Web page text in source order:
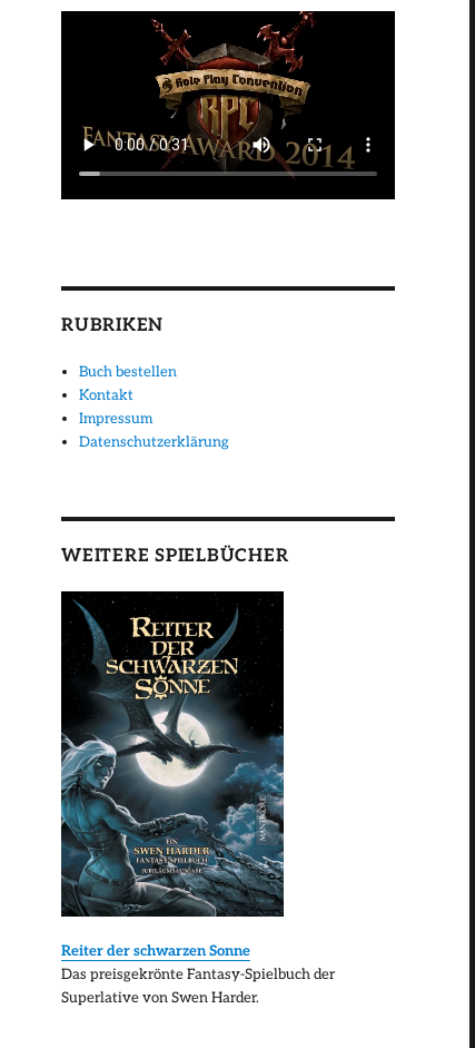
RUBRIKEN
Buch bestellen
Kontakt
Impressum
Datenschutzerklärung
WEITERE SPIELBÜCHER
Reiter der schwarzen Sonne
Das preisgekrönte Fantasy-Spielbuch der
Superlative von Swen Harder.